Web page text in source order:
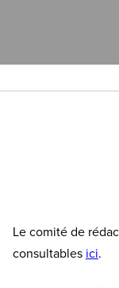
Le comité de
consultables ici.